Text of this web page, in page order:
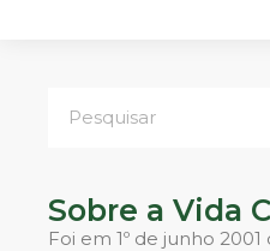
Sobre a Vida
Foi em 1º de junho